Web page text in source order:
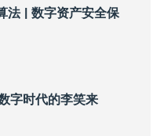
法 | 数字资产安全保
字时代的李笑来